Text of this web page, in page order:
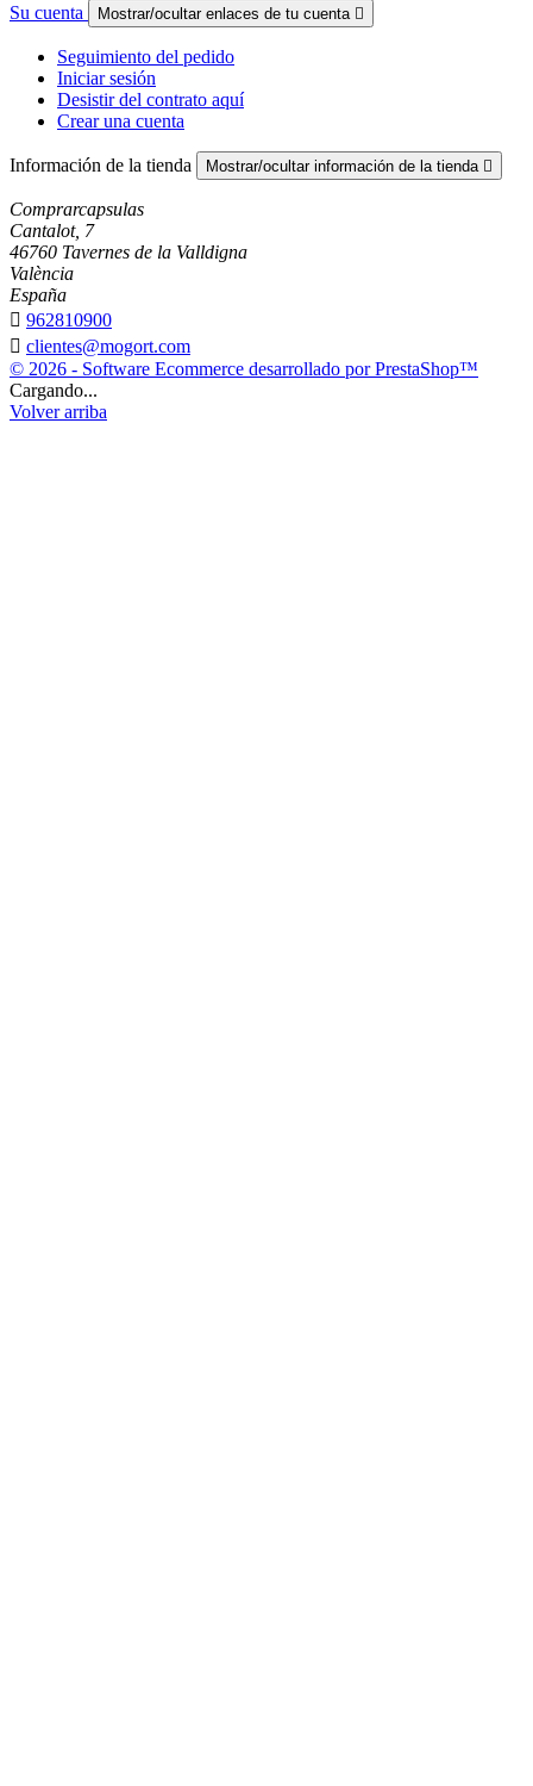
Su cuenta Mostrar/ocultar enlaces de tu cuenta 
Seguimiento del pedido
Iniciar sesión
Desistir del contrato aquí
Crear una cuenta
Información de la tienda Mostrar/ocultar información de la tienda 
Comprarcapsulas
Cantalot, 7
46760 Tavernes de la Valldigna
València
España
 962810900
 clientes@mogort.com
© 2026 - Software Ecommerce desarrollado por PrestaShop™
Cargando...
Volver arriba